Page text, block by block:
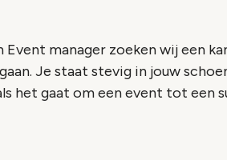
manager zoeken wij een
Je staat stevig in jouw
het gaat om een event tot een